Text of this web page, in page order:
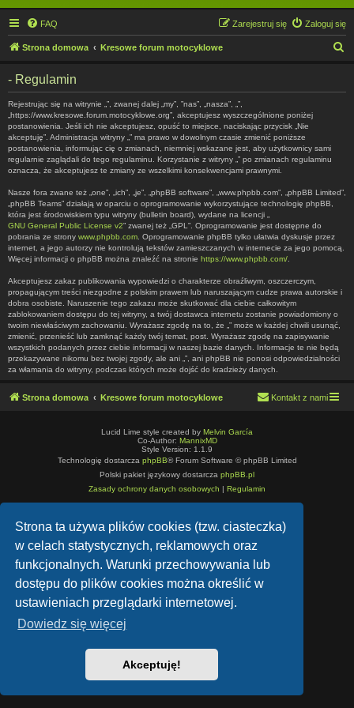
Strona ta używa plików cookies (tzw. ciasteczka)
w celach statystycznych, reklamowych oraz
funkcjonalnych. Warunki przechowywania lub
dostępu do plików cookies można określić w
ustawieniach przeglądarki internetowej.
Dowiedz się więcej
Akceptuję!
FAQ Zaloguj się
Zarejestruj się
Strona domowa Kresowe forum motocyklowe
- Regulamin
Rejestrując się na witrynie „”, zwanej dalej „my”, ”nas”, „nasza”, „”,
„https://www.kresowe.forum.motocyklowe.org”, akceptujesz wyszczególnione poniżej
postanowienia. Jeśli ich nie akceptujesz, opuść to miejsce, naciskając przycisk „Nie
akceptuję”. Administracja witryny „” ma prawo w dowolnym czasie zmienić poniższe
postanowienia, informując cię o zmianach, niemniej wskazane jest, aby użytkownicy sami
regularnie zaglądali do tego regulaminu. Korzystanie z witryny „” po zmianach regulaminu
oznacza, że akceptujesz te zmiany ze wszelkimi konsekwencjami prawnymi.
Nasze fora zwane też „one”, „ich”, „je”, „phpBB software”, „www.phpbb.com”, „phpBB Limited”,
„phpBB Teams” działają w oparciu o oprogramowanie wykorzystujące technologię phpBB,
która jest środowiskiem typu witryny (bulletin board), wydane na licencji „
GNU General Public License v2” zwanej też „GPL”. Oprogramowanie jest dostępne do
pobrania ze strony www.phpbb.com . Oprogramowanie phpBB tylko ułatwia dyskusje przez
internet, a jego autorzy nie kontrolują tekstów zamieszczanych w internecie za jego pomocą.
Więcej informacji o phpBB można znaleźć na stronie https://www.phpbb.com/
Akceptujesz zakaz publikowania wypowiedzi o charakterze obraźliwym, oszczerczym,
propagującym treści niezgodne z polskim prawem lub naruszającym cudze prawa autorskie i
dobra osobiste. Naruszenie tego zakazu może skutkować dla ciebie całkowitym
zablokowaniem dostępu do tej witryny, a twój dostawca internetu zostanie powiadomiony o
twoim niewłaściwym zachowaniu. Wyrażasz zgodę na to, że „” może w każdej chwili usunąć,
zmienić, przenieść lub zamknąć każdy twój temat, post. Wyrażasz zgodę na zapisywanie
wszystkich podanych przez ciebie informacji w naszej bazie danych. Informacje te nie będą
przekazywane nikomu bez twojej zgody, ale ani „”, ani phpBB nie ponosi odpowiedzialności
za włamania do witryny, podczas których może dojść do kradzieży danych.
Strona domowa Kresowe forum motocyklowe Kontakt z nami
Lucid Lime style created by Melvin García
Co-Author: MannixMD
Style Version: 1.1.9
Technologię dostarcza phpBB® Forum Software © phpBB Limited
Polski pakiet językowy dostarcza phpBB.pl
Zasady ochrony danych osobowych | Regulamin